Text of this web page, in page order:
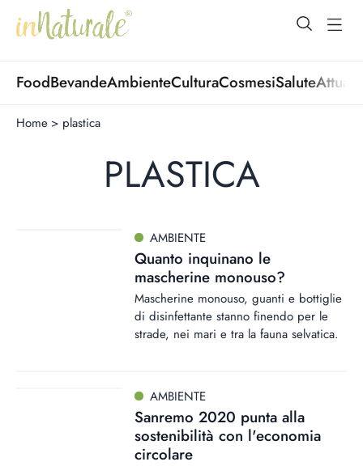
open
FoodBevandeAmbienteCulturaCosmesiSalute
Home > plastica
PLASTICA
AMBIENTE
Quanto inquinano le
mascherine monouso?
Mascherine monouso, guanti e bottiglie
di disinfettante stanno finendo per le
strade, nei mari e tra la fauna selvatica.
AMBIENTE
Sanremo 2020 punta alla
sostenibilità con l'economia
circolare